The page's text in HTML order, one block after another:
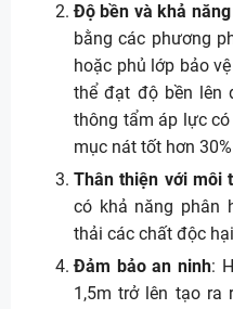
Độ bền và khả
bằng các phương
hoặc phủ lớp bảo
thể đạt độ bền lên
thông tẩm áp lực
mục nát tốt hơn
Thân thiện với môi
có khả năng phân
thải các chất độc
Đảm bảo an ninh:
1,5m trở lên tạo ra